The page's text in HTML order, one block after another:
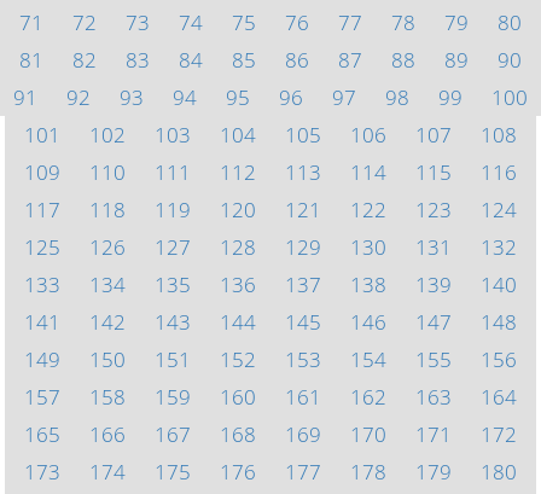
71
72 73 74 75 76 77 78 79
80
81
82 83 84 85 86 87 88 89
90
91
92 93 94 95 96 97 98 99
100
101
102 103 104 105 106 107
108
109
110 111 112 113 114 115
116
117
118 119 120 121 122 123
124
125
126 127 128 129 130 131
132
133
134 135 136 137 138 139
140
141
142 143 144 145 146 147
148
149
150 151 152 153 154 155
156
157
158 159 160 161 162 163
164
165
166 167 168 169 170 171
172
173
174 175 176 177 178 179
180